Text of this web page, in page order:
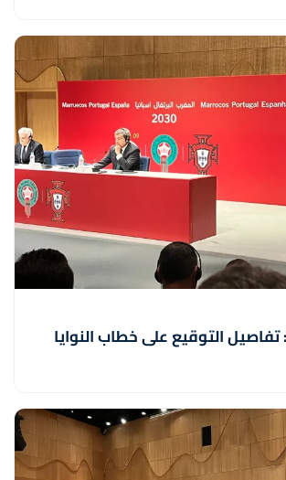
مونديال 2030: تفاصيل التوقيع على خطاب النوايا